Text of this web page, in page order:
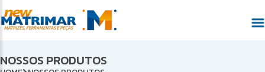
NOSSOS PRODUTOS